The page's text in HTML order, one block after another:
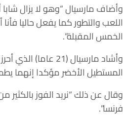
وأضاف مارسيال “وهو لا يزال
اللعب والتطور كما يفعل حاليا
الخمس المقبلة”.
وأشاد مارسيال
المستطيل الأخضر مؤكدا إنهما
وقال عن ذلك “نريد الفوز بالكثير
فرنسا”.